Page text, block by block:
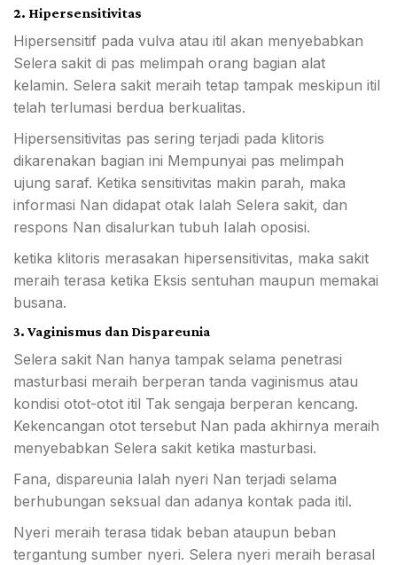
2. Hipersensitivitas
Hipersensitif pada vulva atau itil akan menyebabkan
Selera sakit di pas melimpah orang bagian alat
kelamin. Selera sakit meraih tetap tampak meskipun itil
telah terlumasi berdua berkualitas.
Hipersensitivitas pas sering terjadi pada klitoris
dikarenakan bagian ini Mempunyai pas melimpah
ujung saraf. Ketika sensitivitas makin parah, maka
informasi Nan didapat otak Ialah Selera sakit, dan
respons Nan disalurkan tubuh Ialah oposisi.
ketika klitoris merasakan hipersensitivitas, maka sakit
meraih terasa ketika Eksis sentuhan maupun memakai
busana.
3. Vaginismus dan Dispareunia
Selera sakit Nan hanya tampak selama penetrasi
masturbasi meraih berperan tanda vaginismus atau
kondisi otot-otot itil Tak sengaja berperan kencang.
Kekencangan otot tersebut Nan pada akhirnya meraih
menyebabkan Selera sakit ketika masturbasi.
Fana, dispareunia Ialah nyeri Nan terjadi selama
berhubungan seksual dan adanya kontak pada itil.
Nyeri meraih terasa tidak beban ataupun beban
tergantung sumber nyeri. Selera nyeri meraih berasal